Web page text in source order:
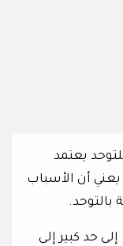
يعتمد
يعني أن الأسباب
بالتوحد.
حد كبير إلى